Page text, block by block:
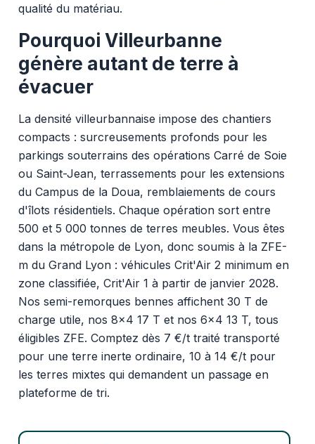
qualité du matériau.
Pourquoi Villeurbanne
génère autant de terre à
évacuer
La densité villeurbannaise impose des chantiers
compacts : surcreusements profonds pour les
parkings souterrains des opérations Carré de Soie
ou Saint-Jean, terrassements pour les extensions
du Campus de la Doua, remblaiements de cours
d'îlots résidentiels. Chaque opération sort entre
500 et 5 000 tonnes de terres meubles. Vous êtes
dans la métropole de Lyon, donc soumis à la ZFE-
m du Grand Lyon : véhicules Crit'Air 2 minimum en
zone classifiée, Crit'Air 1 à partir de janvier 2028.
Nos semi-remorques bennes affichent 30 T de
charge utile, nos 8x4 17 T et nos 6x4 13 T, tous
éligibles ZFE. Comptez dès 7 €/t traité transporté
pour une terre inerte ordinaire, 10 à 14 €/t pour
les terres mixtes qui demandent un passage en
plateforme de tri.